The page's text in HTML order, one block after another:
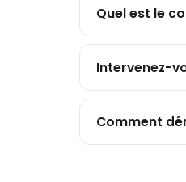
Quel est le
Intervenez-
Comment